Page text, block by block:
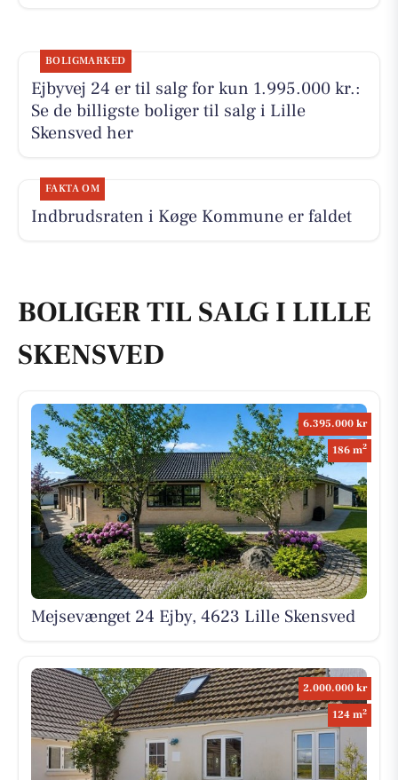
BOLIGMARKED
Ejbyvej 24 er til salg for kun 1.995.000 kr.:
Se de billigste boliger til salg i Lille
Skensved her
FAKTA OM
Indbrudsraten i Køge Kommune er faldet
BOLIGER TIL SALG I LILLE
SKENSVED
6.395.000 kr
186 m2
Mejsevænget 24 Ejby, 4623 Lille Skensved
2.000.000 kr
124 m2